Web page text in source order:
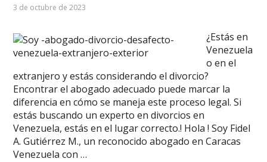
3 de octubre de 2023
¿Estás en
Venezuela
o en el
extranjero y estás considerando el divorcio?
Encontrar el abogado adecuado puede marcar la
diferencia en cómo se maneja este proceso legal. Si
estás buscando un experto en divorcios en
Venezuela, estás en el lugar correcto.! Hola ! Soy Fidel
A. Gutiérrez M., un reconocido abogado en Caracas
Venezuela con …